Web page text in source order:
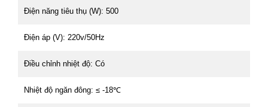
Điện năng tiêu thụ (W): 500
Điện áp (V): 220v/50Hz
Điều chỉnh nhiệt độ: Có
Nhiệt độ ngăn đông: ≤ -18℃